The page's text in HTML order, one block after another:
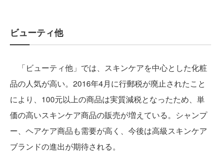
ビューティ他
「ビューティ他」では、スキンケアを中心とした化粧
品の人気が高い。2016年4月に行郵税が廃止されたこと
により、100元以上の商品は実質減税となったため、単
価の高いスキンケア商品の販売が増えている。シャンプ
ー、ヘアケア商品も需要が高く、今後は高級スキンケア
ブランドの進出が期待される。